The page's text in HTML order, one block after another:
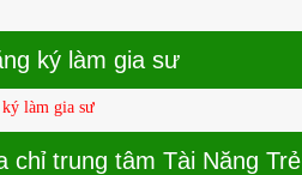
ký làm gia sư
làm gia sư
chỉ trung tâm Tài Năng Trẻ